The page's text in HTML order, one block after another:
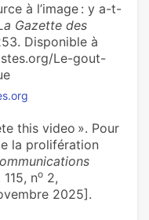
à l’image : y a-t-
Gazette des
Disponible à
Le-gout-
this video ». Pour
la prolifération
no 2,
2025].